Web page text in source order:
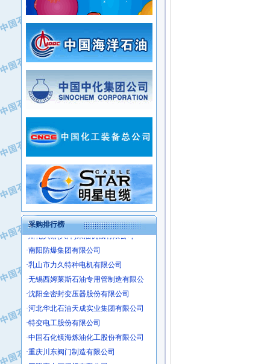
·常州市中兴石油化工助剂有限公司
·姜堰市三联助剂有限公司
·四川中光高技术研究所有限责任公司
·江苏天安防雷工程有限责任公司
·自贡五洲防腐安装有限公司
采购排行榜
·新疆新冠控制系统工程有限公司
·新疆安维消防设施器材有限公司
·华北石油津工机械制造有限公司
·中国石化茂名石化分公司
·上海赛科石油化工有限责任公司
·河北卓唯钢管制造有限公司
·中国石化扬子石油化工股份有限公司
·中国石化上海石油化工股份有限公司
·中国石化长岭炼化公司
·中国石油长庆油田分公司
·中国石油宁夏石化分公司
·山东墨龙石油机械股份有限公司
·大庆油田物资集团
·斯伦贝谢(天津)采油机械有限公司
·南阳防爆集团有限公司
·乳山市力久特种电机有限公司
·无锡西姆莱斯石油专用管制造有限公
·沈阳全密封变压器股份有限公司
·河北华北石油天成实业集团有限公司
·特变电工股份有限公司
·中国石化镇海炼油化工股份有限公司
·重庆川东阀门制造有限公司
·三明高中压阀门有限公司